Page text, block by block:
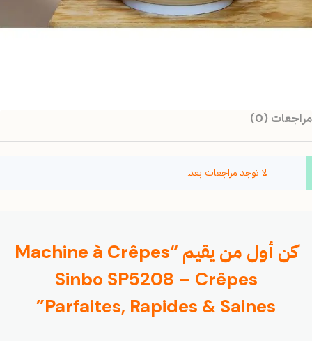
مراجعات (0)
لا توجد مراجعات بعد.
كن أول من يقيم “Machine à Crêpes
Sinbo SP5208 – Crêpes
Parfaites, Rapides & Saines”